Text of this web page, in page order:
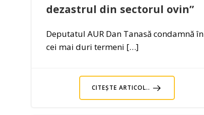
dezastrul din sectorul ovin”
Deputatul AUR Dan Tanasă condamnă în
cei mai duri termeni […]
CITEȘTE ARTICOL..